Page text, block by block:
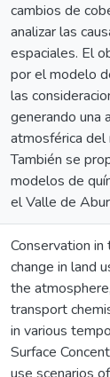
cambios de
analizar las
espaciales. El
por el modelo
las
generando una
atmosférica
También se
modelos de
el Valle de
Conservation
change in land
the
transport
in various
Surface